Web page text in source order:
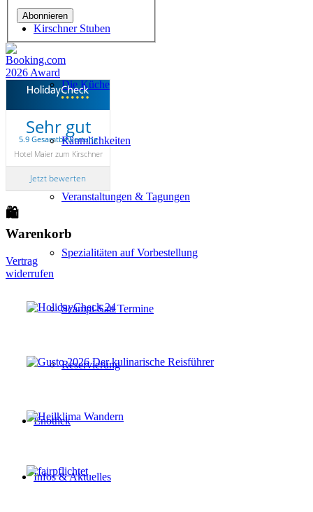
Kirschner Stuben
Die Küche
Räumlichkeiten
Veranstaltungen & Tagungen
Spezialitäten auf Vorbestellung
Scampi-Satt Termine
Reservierung
Enothek
Infos & Aktuelles
Sehr gut
5.9 Gesamtbewertung
Hotel Maier zum Kirschner
Jetzt bewerten
🛍
Warenkorb
Vertrag
widerrufen